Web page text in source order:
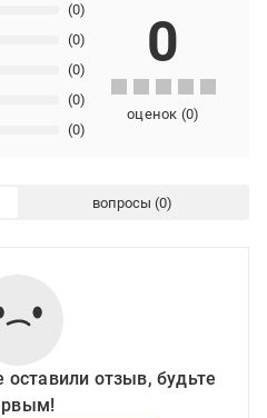
(0)
(0)
(0)
(0)
(0)
0
оценок (0)
вопросы
оставили отзыв, будьте